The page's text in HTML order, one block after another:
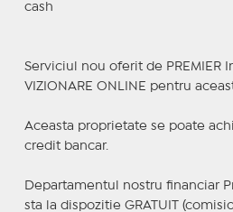
cash
Serviciul nou oferit de PREMIER
VIZIONARE ONLINE pentru
Aceasta proprietate se poate
credit bancar.
Departamentul nostru financiar
sta la dispozitie GRATUIT